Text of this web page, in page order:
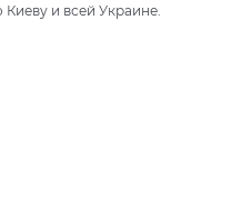
и всей Украине.